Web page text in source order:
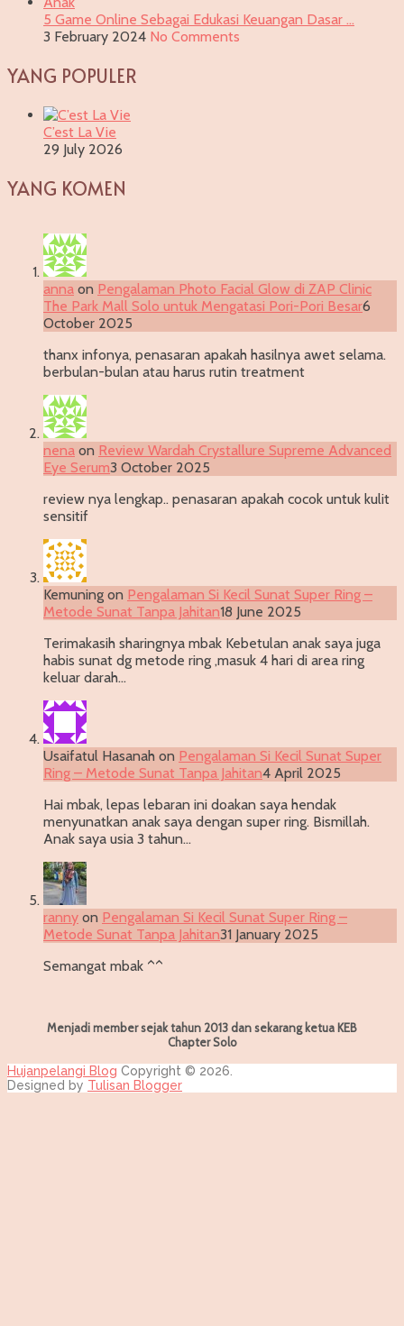
5 Game Online Sebagai Edukasi Keuangan Dasar …
3 February 2024 No Comments
YANG POPULER
C’est La Vie
29 July 2026
YANG KOMEN
anna on Pengalaman Photo Facial Glow di ZAP Clinic
The Park Mall Solo untuk Mengatasi Pori-Pori Besar6
October 2025
thanx infonya, penasaran apakah hasilnya awet selama.
berbulan-bulan atau harus rutin treatment
nena on Review Wardah Crystallure Supreme Advanced
Eye Serum3 October 2025
review nya lengkap.. penasaran apakah cocok untuk kulit
sensitif
Kemuning on Pengalaman Si Kecil Sunat Super Ring –
Metode Sunat Tanpa Jahitan18 June 2025
Terimakasih sharingnya mbak Kebetulan anak saya juga
habis sunat dg metode ring ,masuk 4 hari di area ring
keluar darah…
Usaifatul Hasanah on Pengalaman Si Kecil Sunat Super
Ring – Metode Sunat Tanpa Jahitan4 April 2025
Hai mbak, lepas lebaran ini doakan saya hendak
menyunatkan anak saya dengan super ring. Bismillah.
Anak saya usia 3 tahun…
ranny on Pengalaman Si Kecil Sunat Super Ring –
Metode Sunat Tanpa Jahitan31 January 2025
Semangat mbak ^^
Menjadi member sejak tahun 2013 dan sekarang ketua KEB
Chapter Solo
Hujanpelangi Blog Copyright © 2026.
Designed by Tulisan Blogger